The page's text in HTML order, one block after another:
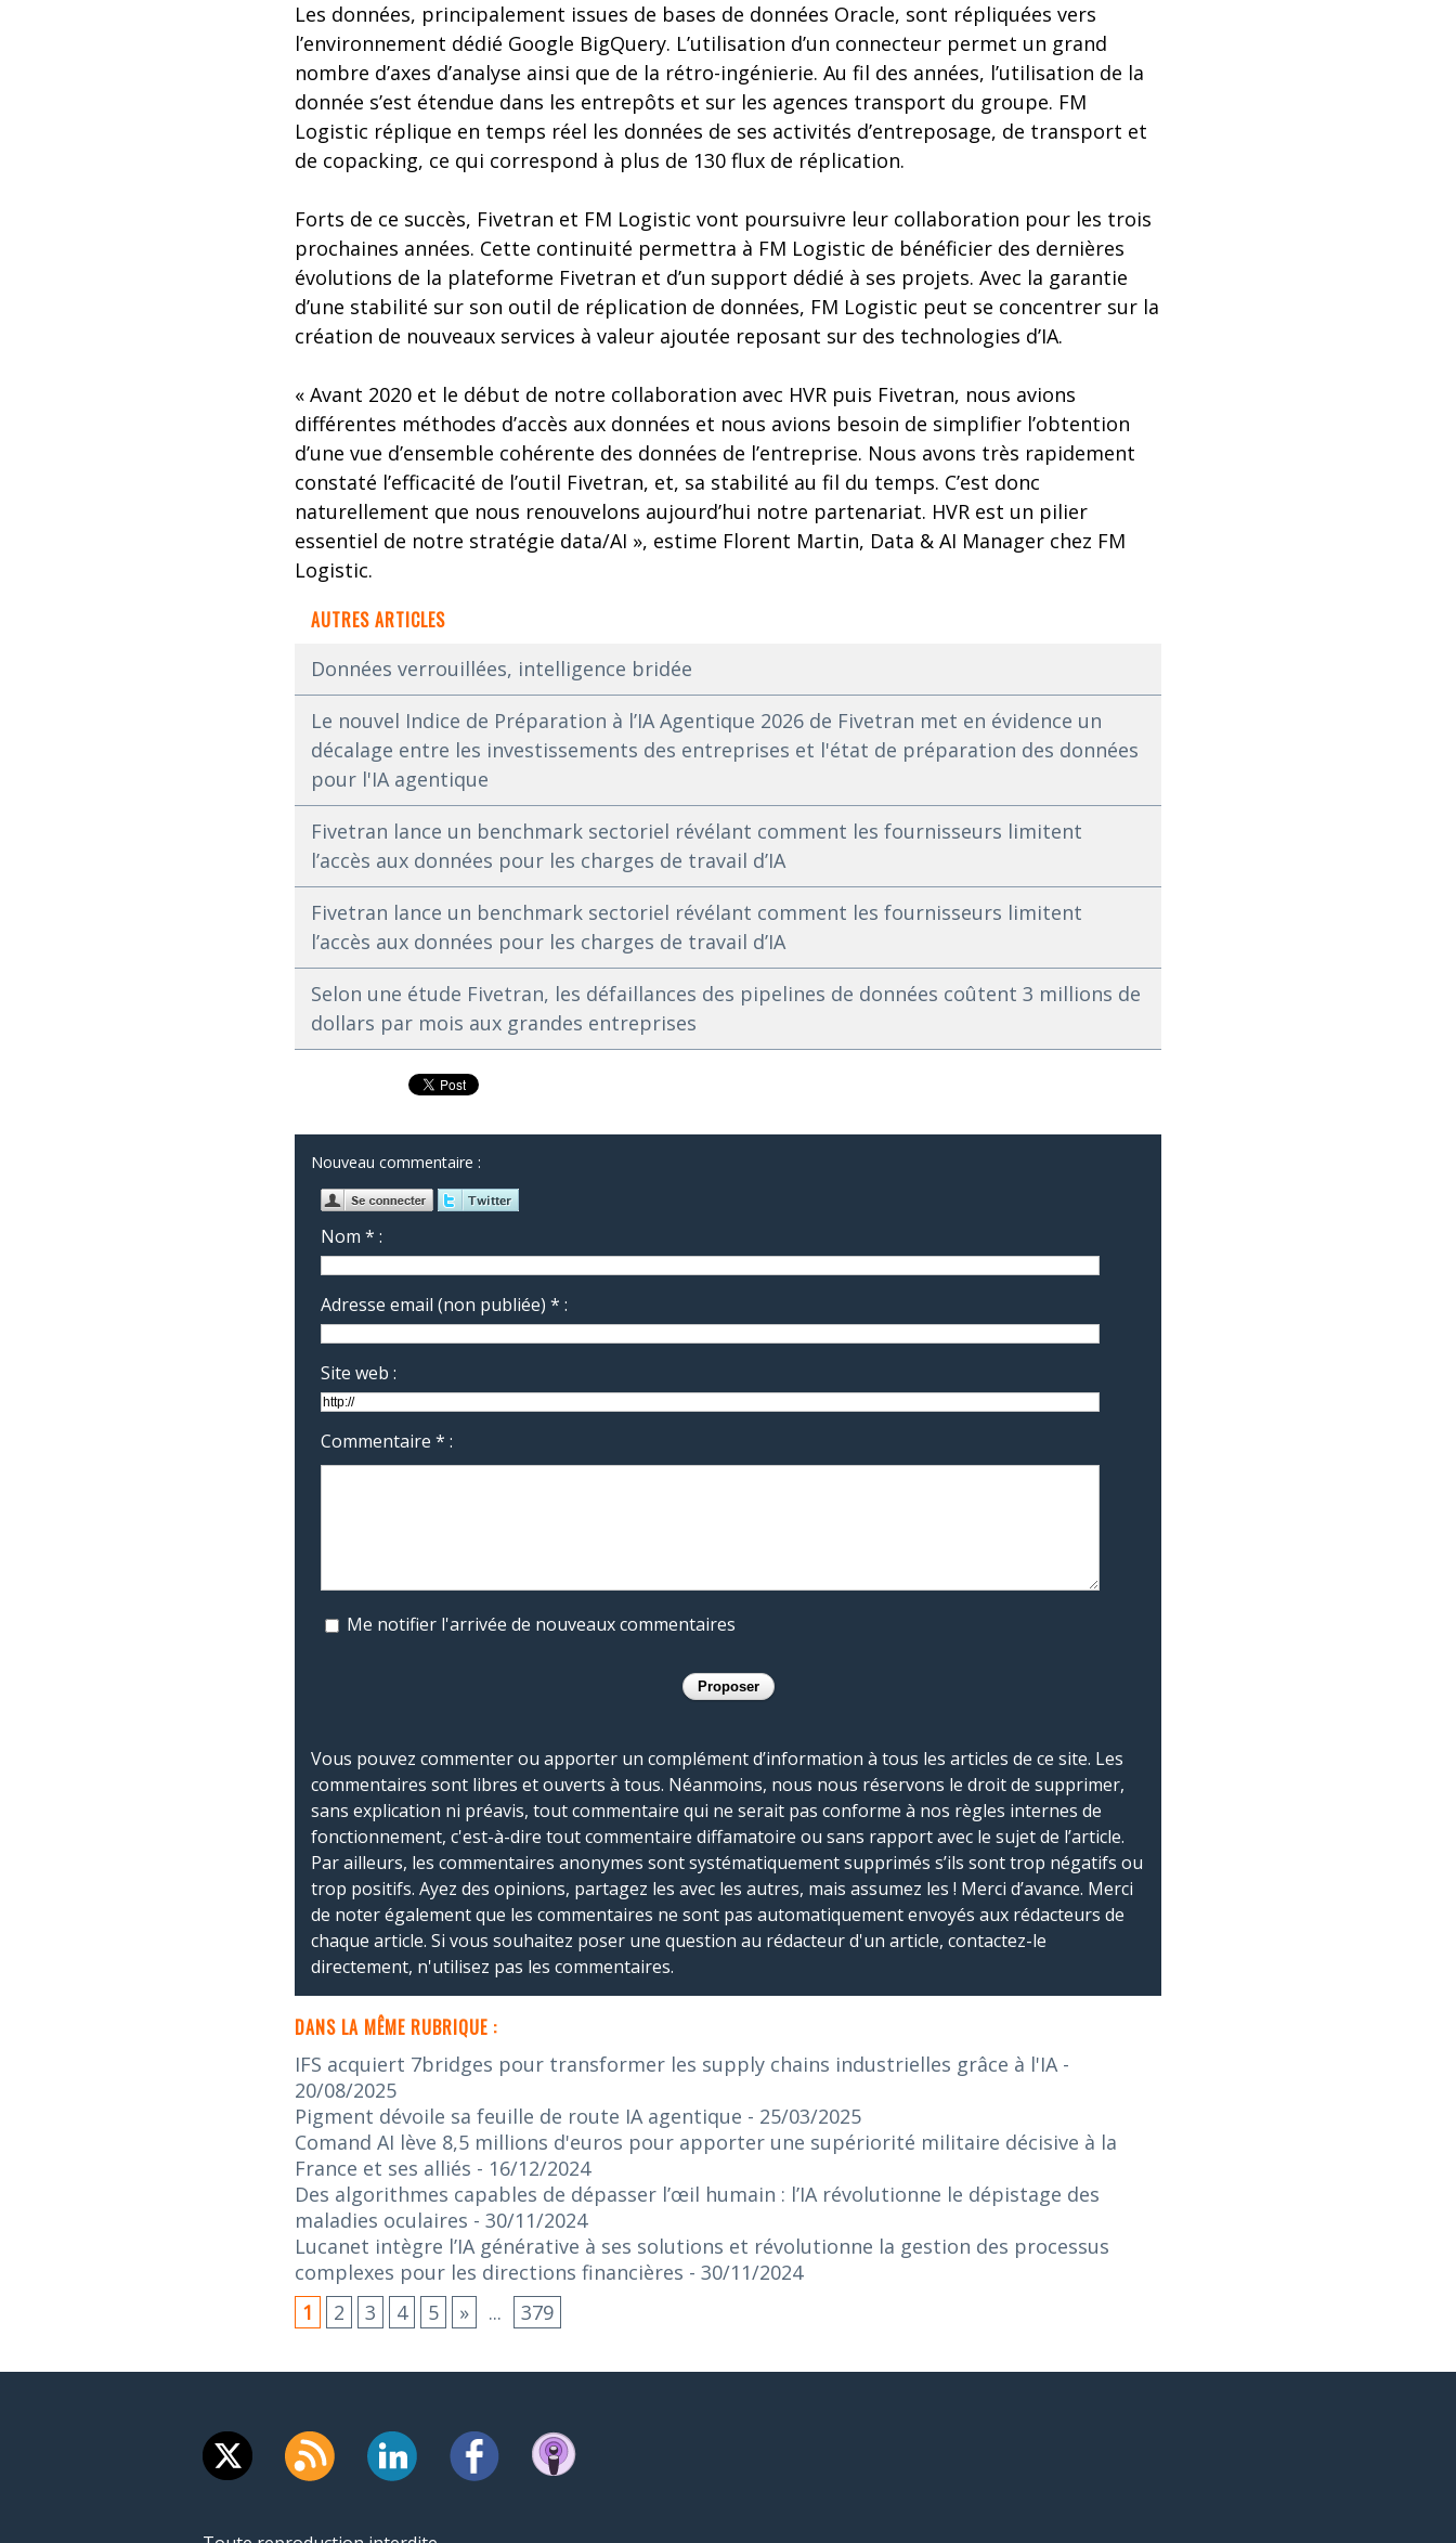
Les données, principalement issues de bases de données Oracle, sont répliquées vers
l’environnement dédié Google BigQuery. L’utilisation d’un connecteur permet un grand
nombre d’axes d’analyse ainsi que de la rétro-ingénierie. Au fil des années, l’utilisation de la
donnée s’est étendue dans les entrepôts et sur les agences transport du groupe. FM
Logistic réplique en temps réel les données de ses activités d’entreposage, de transport et
de copacking, ce qui correspond à plus de 130 flux de réplication.
Forts de ce succès, Fivetran et FM Logistic vont poursuivre leur collaboration pour les trois
prochaines années. Cette continuité permettra à FM Logistic de bénéficier des dernières
évolutions de la plateforme Fivetran et d’un support dédié à ses projets. Avec la garantie
d’une stabilité sur son outil de réplication de données, FM Logistic peut se concentrer sur la
création de nouveaux services à valeur ajoutée reposant sur des technologies d’IA.
« Avant 2020 et le début de notre collaboration avec HVR puis Fivetran, nous avions
différentes méthodes d’accès aux données et nous avions besoin de simplifier l’obtention
d’une vue d’ensemble cohérente des données de l’entreprise. Nous avons très rapidement
constaté l’efficacité de l’outil Fivetran, et, sa stabilité au fil du temps. C’est donc
naturellement que nous renouvelons aujourd’hui notre partenariat. HVR est un pilier
essentiel de notre stratégie data/AI », estime Florent Martin, Data & AI Manager chez FM
Logistic.
AUTRES ARTICLES
Données verrouillées, intelligence bridée
Le nouvel Indice de Préparation à l’IA Agentique 2026 de Fivetran met en évidence un
décalage entre les investissements des entreprises et l'état de préparation des données
pour l'IA agentique
Fivetran lance un benchmark sectoriel révélant comment les fournisseurs limitent
l’accès aux données pour les charges de travail d’IA
Fivetran lance un benchmark sectoriel révélant comment les fournisseurs limitent
l’accès aux données pour les charges de travail d’IA
Selon une étude Fivetran, les défaillances des pipelines de données coûtent 3 millions de
dollars par mois aux grandes entreprises
Nouveau commentaire :
Nom * :
Adresse email (non publiée) * :
Site web :
Commentaire * :
Me notifier l'arrivée de nouveaux commentaires
Vous pouvez commenter ou apporter un complément d’information à tous les articles de ce site. Les
commentaires sont libres et ouverts à tous. Néanmoins, nous nous réservons le droit de supprimer,
sans explication ni préavis, tout commentaire qui ne serait pas conforme à nos règles internes de
fonctionnement, c'est-à-dire tout commentaire diffamatoire ou sans rapport avec le sujet de l’article.
Par ailleurs, les commentaires anonymes sont systématiquement supprimés s’ils sont trop négatifs ou
trop positifs. Ayez des opinions, partagez les avec les autres, mais assumez les ! Merci d’avance. Merci
de noter également que les commentaires ne sont pas automatiquement envoyés aux rédacteurs de
chaque article. Si vous souhaitez poser une question au rédacteur d'un article, contactez-le
directement, n'utilisez pas les commentaires.
DANS LA MÊME RUBRIQUE :
IFS acquiert 7bridges pour transformer les supply chains industrielles grâce à l'IA -
20/08/2025
Pigment dévoile sa feuille de route IA agentique - 25/03/2025
Comand AI lève 8,5 millions d'euros pour apporter une supériorité militaire décisive à la
France et ses alliés - 16/12/2024
Des algorithmes capables de dépasser l’œil humain : l’IA révolutionne le dépistage des
maladies oculaires - 30/11/2024
Lucanet intègre l’IA générative à ses solutions et révolutionne la gestion des processus
complexes pour les directions financières - 30/11/2024
1
2 3 4 5 » ... 379